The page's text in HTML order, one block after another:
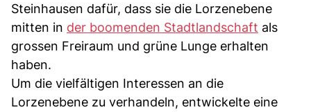
Steinhausen dafür, dass sie die Lorzenebene
mitten in der boomenden Stadtlandschaft als
grossen Freiraum und grüne Lunge erhalten
haben.
Um die vielfältigen Interessen an die
Lorzenebene zu verhandeln, entwickelte eine